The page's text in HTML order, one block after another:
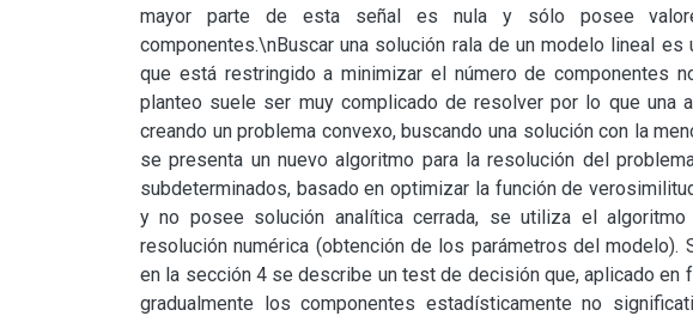
mayor parte de esta señal es nula y sólo posee
componentes.\nBuscar una solución rala de un modelo lineal es
que está restringido a minimizar el número de componentes
planteo suele ser muy complicado de resolver por lo que una
creando un problema convexo, buscando una solución con la
se presenta un nuevo algoritmo para la resolución del
subdeterminados, basado en optimizar la función de
y no posee solución analítica cerrada, se utiliza el algoritmo
resolución numérica (obtención de los parámetros del modelo).
en la sección 4 se describe un test de decisión que, aplicado en
gradualmente los componentes estadísticamente no